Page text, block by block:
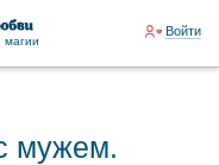
магии
Войти
мужем.